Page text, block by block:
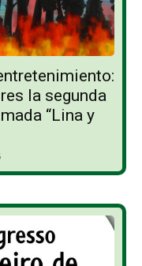
la segunda
“Lina y